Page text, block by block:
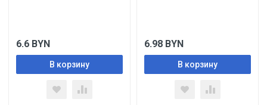
6.6 BYN
В корзину
6.98 BYN
В корзину